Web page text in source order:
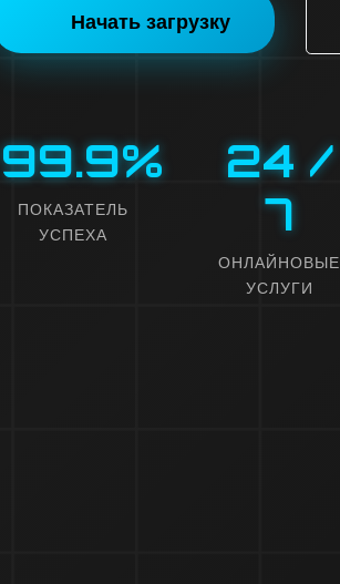
Начать загрузку
99.9%
ПОКАЗАТЕЛЬ
УСПЕХА
24 /
7
ОНЛАЙНОВЫЕ
УСЛУГИ